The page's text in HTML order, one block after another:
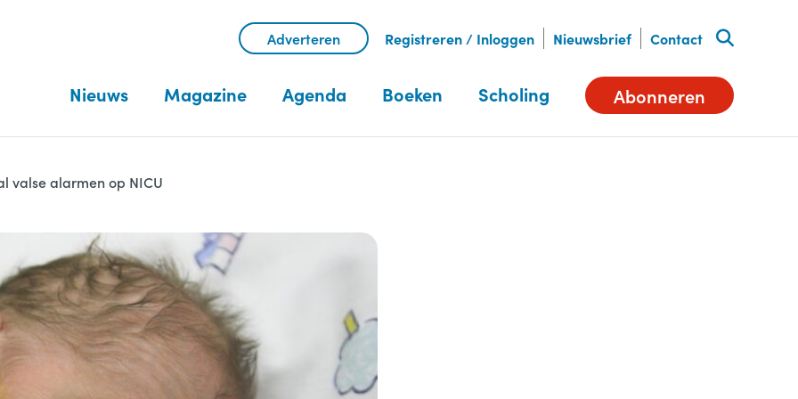
Adverteren Registreren / Inloggen Nieuwsbrief Contact
Nieuws Magazine Agenda Boeken Scholing Abonneren
valse alarmen op NICU